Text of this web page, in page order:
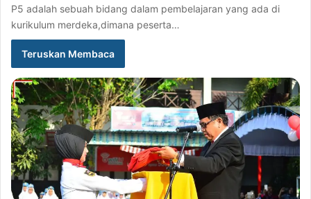
P5 adalah sebuah bidang dalam pembelajaran yang ada di
kurikulum merdeka,dimana peserta…
Teruskan Membaca